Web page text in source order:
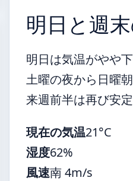
明日と週
明日は気温がやや
土曜の夜から日曜
来週前半は再び安
現在の気温21°C
湿度62%
風速南 4m/s